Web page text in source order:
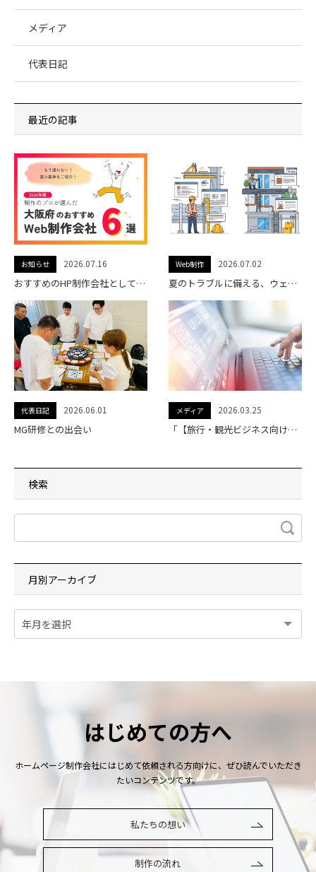
メディア
代表日記
最近の記事
お知らせ 2026.07.16
おすすめのHP制作会社として名古屋の制作会社・株式会社フォイスに紹介されました。
Web制作 2026.07.02
夏のトラブルに備える、ウェブサイトの「もしも」チェック
代表日記 2026.06.01
MG研修との出会い
メディア 2026.03.25
「【旅行・観光ビジネス向けにも】WEB制作・開発/DX/ITサービス会社を厳選紹介」に当社が掲載されました。
検索
月別アーカイブ
はじめての方へ
ホームページ制作会社にはじめて依頼される方向けに、ぜひ読んでいただき
たいコンテンツです。
私たちの想い
制作の流れ